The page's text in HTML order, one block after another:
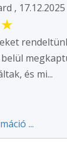
, 17.12.2025
★
és mi...
...